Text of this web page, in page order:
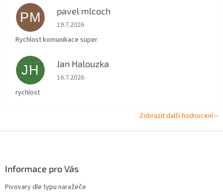
PM pavel mlcoch
Hodnocení obchodu je 5 z 5 hvězdiček.
19.7.2026
Rychlost komunikace super
JH Jan Halouzka
Hodnocení obchodu je 5 z 5 hvězdiček.
16.7.2026
rychlost
Zobrazit další hodnocení
Informace pro Vás
Pivovary dle typu naražeče